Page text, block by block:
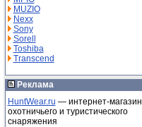
MUZIO
Nexx
Sony
Sorell
Toshiba
Transcend
Реклама
HuntWear.ru — интернет-магазин
охотничьего и туристического
снаряжения